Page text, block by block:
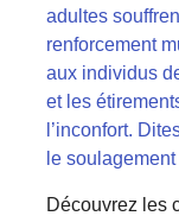
adultes
renforcement
aux individus
et les
l’inconfort.
le
Découvrez les